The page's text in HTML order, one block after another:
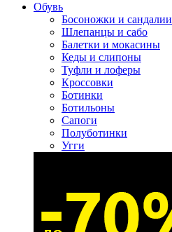
Обувь
Босоножки и сандалии
Шлепанцы и сабо
Балетки и мокасины
Кеды и слипоны
Туфли и лоферы
Кроссовки
Ботинки
Ботильоны
Сапоги
Полуботинки
Угги